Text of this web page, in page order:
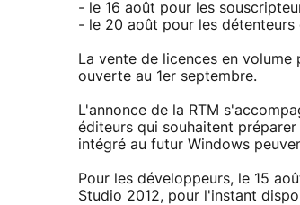
- le 16 août pour les
- le 20 août pour les
La vente de licences en
ouverte au 1er septembre.
L'annonce de la RTM
éditeurs qui souhaitent
intégré au futur Windows
Pour les développeurs, le 15
Studio 2012, pour l'instant